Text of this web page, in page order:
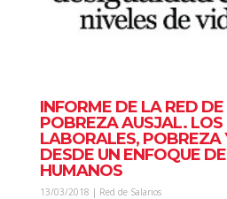
INFORME DE LA RED
POBREZA AUSJAL.
LABORALES, POBREZA
DESDE UN ENFOQUE
HUMANOS
13/03/2018 | Red de Salarios